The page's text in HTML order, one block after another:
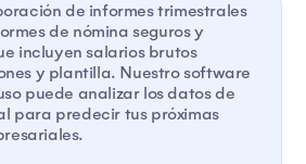
de informes trimestrales
de nómina seguros y
incluyen salarios brutos
y plantilla. Nuestro software
puede analizar los datos de
para predecir tus próximas